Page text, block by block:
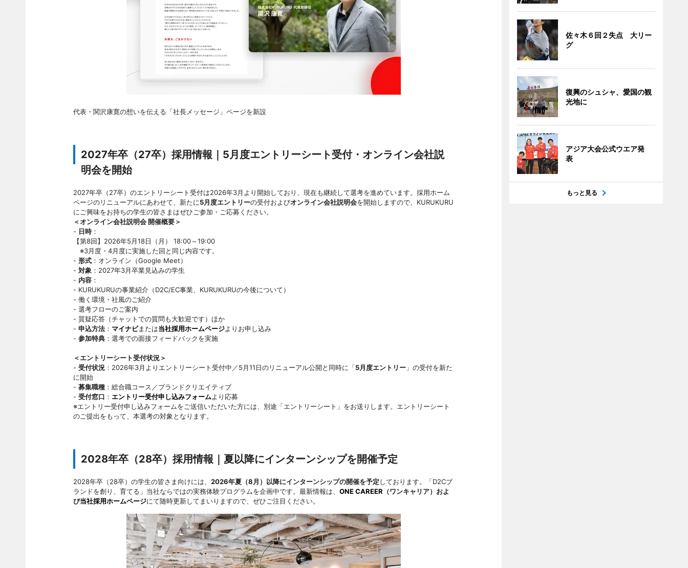
代表・関沢康寛の想いを伝える「社長メッセージ」ページを新設
2027年卒（27卒）採用情報｜5月度エントリーシート受付・オンライン会社説
明会を開始
2027年卒（27卒）のエントリーシート受付は2026年3月より開始しており、現在も継続して選考を進めています。採用ホーム
ページのリニューアルにあわせて、新たに5月度エントリーの受付およびオンライン会社説明会を開始しますので、KURUKURU
にご興味をお持ちの学生の皆さまはぜひご参加・ご応募ください。
＜オンライン会社説明会 開催概要＞
- 日時：
【第8回】2026年5月18日（月） 18:00～19:00
※3月度・4月度に実施した回と同じ内容です。
- 形式：オンライン（Google Meet）
- 対象 ：2027年3月卒業見込みの学生
- 内容：
- KURUKURUの事業紹介（D2C/EC事業、KURUKURUの今後について）
- 働く環境・社風のご紹介
- 選考フローのご案内
- 質疑応答（チャットでの質問も大歓迎です）ほか
- 申込方法： マイナビまたは当社採用ホームページよりお申し込み
- 参加特典：選考での面接フィードバックを実施
＜エントリーシート受付状況＞
- 受付状況：2026年3月よりエントリーシート受付中／5月11日のリニューアル公開と同時に「5月度エントリー」の受付を新た
に開始
- 募集職種：総合職コース／ブランドクリエイティブ
- 受付窓口 ： エントリー受付申し込みフォームより応募
※エントリー受付申し込みフォームをご送信いただいた方には、別途「エントリーシート」をお送りします。エントリーシート
のご提出をもって、本選考の対象となります。
2028年卒（28卒）採用情報｜夏以降にインターンシップを開催予定
2028年卒（28卒）の学生の皆さま向けには、 2026年夏（8月）以降にインターンシップの開催を予定しております。「D2Cブ
ランドを創り、育てる」当社ならではの実務体験プログラムを企画中です。最新情報は、 ONE CAREER （ワンキャリア）およ
び当社採用ホームページにて随時更新してまいりますので、ぜひご注目ください。
佐々木６回２失点 大リー
グ
復興のシュシャ、愛国の観
光地に
アジア大会公式ウエア発
表
もっと見る